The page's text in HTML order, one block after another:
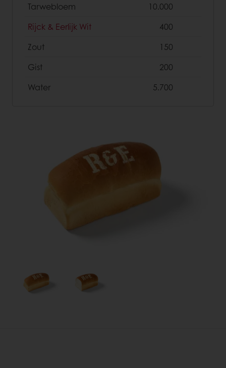
Tarwebloem
10.000
Rijck & Eerlijk Wit
400
Zout
150
Gist
200
Water
5.700